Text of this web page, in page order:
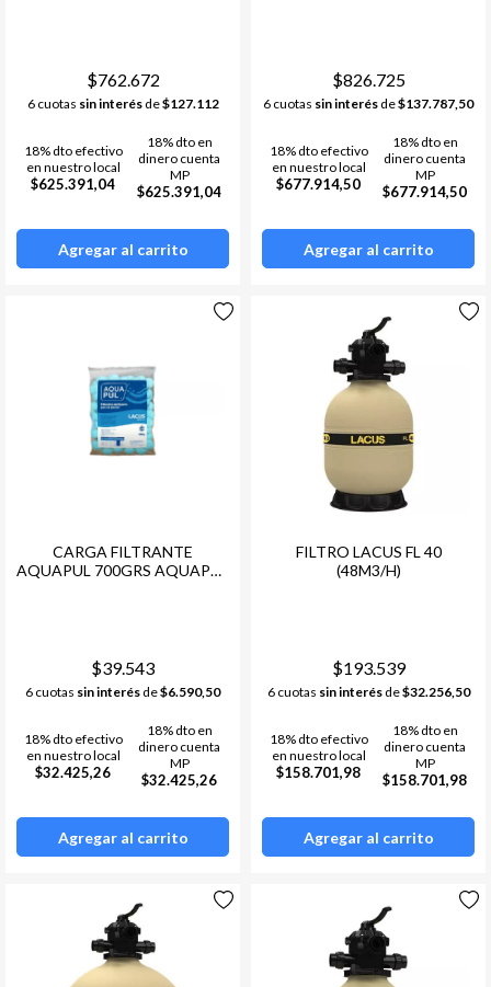
Materiales de instalacion y
Fan Coil
Ver todos
$762.672
6 cuotas sin interésde$127.112
18% dto efectivo
en nuestro local
$625.391,04
18% dto en
dinero cuenta
MP
$625.391,04
Agregar al carrito
$826.725
6 cuotas sin interés de$137.787,50
18% dto efectivo
en nuestro local
$677.914,50
18% dto en
dinero cuenta
MP
$677.914,50
Agregar al carrito
CARGA FILTRANTE
AQUAPUL 700GRS AQUAPUL
$39.543
6 cuotas sin interés de$6.590,50
18% dto efectivo
en nuestro local
$32.425,26
18% dto en
dinero cuenta
MP
$32.425,26
Agregar al carrito
FILTRO LACUS FL 40
(48M3/H)
$193.539
6 cuotas sin interésde$32.256,50
18% dto efectivo
en nuestro local
$158.701,98
18% dto en
dinero cuenta
MP
$158.701,98
Agregar al carrito